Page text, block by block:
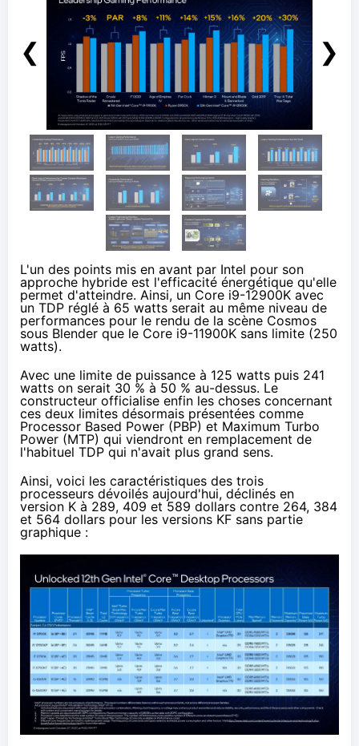
❮ ❯
L'un des points mis en avant par Intel pour son
approche hybride est l'efficacité énergétique qu'elle
permet d'atteindre. Ainsi, un Core i9-12900K avec
un TDP réglé à 65 watts serait au même niveau de
performances pour le rendu de la scène Cosmos
sous Blender que le Core i9-11900K sans limite (250
watts).
Avec une limite de puissance à 125 watts puis 241
watts on serait 30 % à 50 % au-dessus. Le
constructeur officialise enfin les choses concernant
ces deux limites désormais présentées comme
Processor Based Power (PBP) et Maximum Turbo
Power (MTP) qui viendront en remplacement de
l'habituel TDP qui n'avait plus grand sens.
Ainsi, voici les caractéristiques des trois
processeurs dévoilés aujourd'hui, déclinés en
version K à 289, 409 et 589 dollars contre 264, 384
et 564 dollars pour les versions KF sans partie
graphique :